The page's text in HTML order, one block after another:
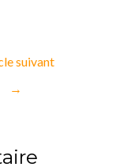
suivant
→